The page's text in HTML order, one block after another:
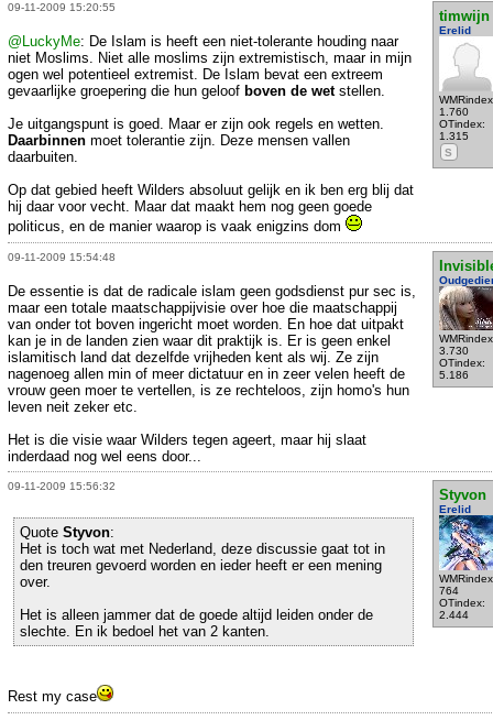
09-11-2009 15:20:55
timwijn
Erelid
1.760
OTindex:
1.315
S
@LuckyMe: De Islam is heeft een niet-tolerante houding naar
niet Moslims. Niet alle moslims zijn extremistisch, maar in mijn
ogen wel potentieel extremist. De Islam bevat een extreem
gevaarlijke groepering die hun geloof boven de wetstellen.
Je uitgangspunt is goed. Maar er zijn ook regels en wetten.
Daarbinnen moet tolerantie zijn. Deze mensen vallen
daarbuiten.
Op dat gebied heeft Wilders absoluut gelijk en ik ben erg blij dat
hij daar voor vecht. Maar dat maakt hem nog geen goede
politicus, en de manier waarop is vaak enigzins dom
09-11-2009 15:54:48
3.730
OTindex:
5.186
De essentie is dat de radicale islam geen godsdienst pur sec is,
maar een totale maatschappijvisie over hoe die maatschappij
van onder tot boven ingericht moet worden. En hoe dat uitpakt
kan je in de landen zien waar dit praktijk is. Er is geen enkel
islamitisch land dat dezelfde vrijheden kent als wij. Ze zijn
nagenoeg allen min of meer dictatuur en in zeer velen heeft de
vrouw geen moer te vertellen, is ze rechteloos, zijn homo's hun
leven neit zeker etc.
Het is die visie waar Wilders tegen ageert, maar hij slaat
inderdaad nog wel eens door...
09-11-2009 15:56:32
Styvon
Erelid
764
OTindex:
2.444
Quote Styvon:
Het is toch wat met Nederland, deze discussie gaat tot in
den treuren gevoerd worden en ieder heeft er een mening
over.
Het is alleen jammer dat de goede altijd leiden onder de
slechte. En ik bedoel het van 2 kanten.
Rest my case